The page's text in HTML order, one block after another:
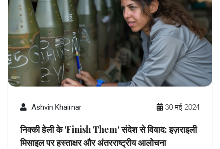
Ashvin Khairnar 30 मई 2024
निक्की हेली के 'Finish Them' संदेश से विवाद: इज़राइली
मिसाइल पर हस्ताक्षर और अंतरराष्ट्रीय आलोचना